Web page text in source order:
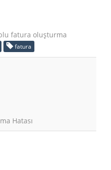
fatura oluşturma
fatura
Hatası